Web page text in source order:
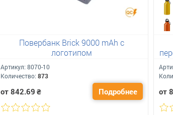
Повербанк Brick 9000 mAh с
логотипом
Артикул: 8070-10
Количество: 873
от 842.69 ₴ Подробнее от